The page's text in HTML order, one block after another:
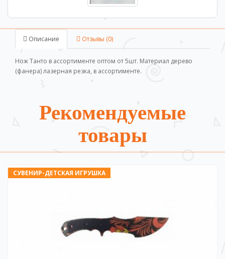
Описание Отзывы (0)
Нож Танто в ассортименте оптом от 5шт. Материал дерево
(фанера) лазерная резка, в ассортименте.
Рекомендуемые
товары
СУВЕНИР-ДЕТСКАЯ ИГРУШКА